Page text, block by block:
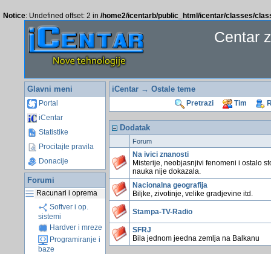
Notice: Undefined offset: 2 in /home2/icentarb/public_html/icentar/classes/
Centar
Glavni meni
Portal
iCentar
Statistike
Procitajte pravila
Donacije
Forumi
Racunari i oprema
Softver i op.
sistemi
Hardver i mreze
Programiranje i
baze
iCentar→ Ostale teme
Pretrazi Tim
Dodatak
Forum
Na ivici znanosti
Misterije, neobjasnjivi fenomeni i ostalo
nauka nije dokazala.
Nacionalna geografija
Biljke, zivotinje, velike gradjevine itd.
Stampa-TV-Radio
SFRJ
Bila jednom jeedna zemlja na Balkanu